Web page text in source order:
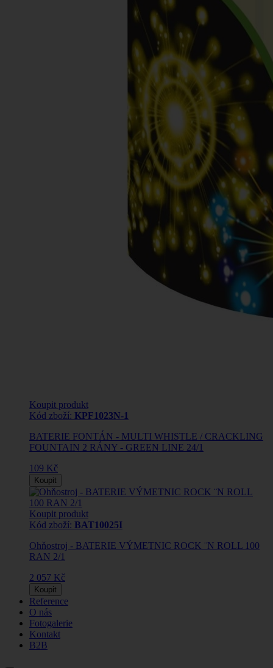
Koupit produkt
Kód zboží: KPF1023N-1
BATERIE FONTÁN - MULTI WHISTLE / CRACKLING
FOUNTAIN 2 RÁNY - GREEN LINE 24/1
109 Kč
Koupit
Koupit produkt
Kód zboží: BAT10025I
Ohňostroj - BATERIE VÝMETNIC ROCK ¨N ROLL 100
RAN 2/1
2 057 Kč
Koupit
Reference
O nás
Fotogalerie
Kontakt
B2B